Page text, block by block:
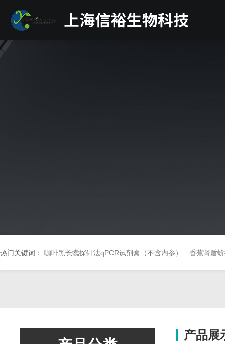
热门关键词： 咖啡黑长蠹探针法qPCR试剂盒（不含内参） 香蕉肾盾
产品展